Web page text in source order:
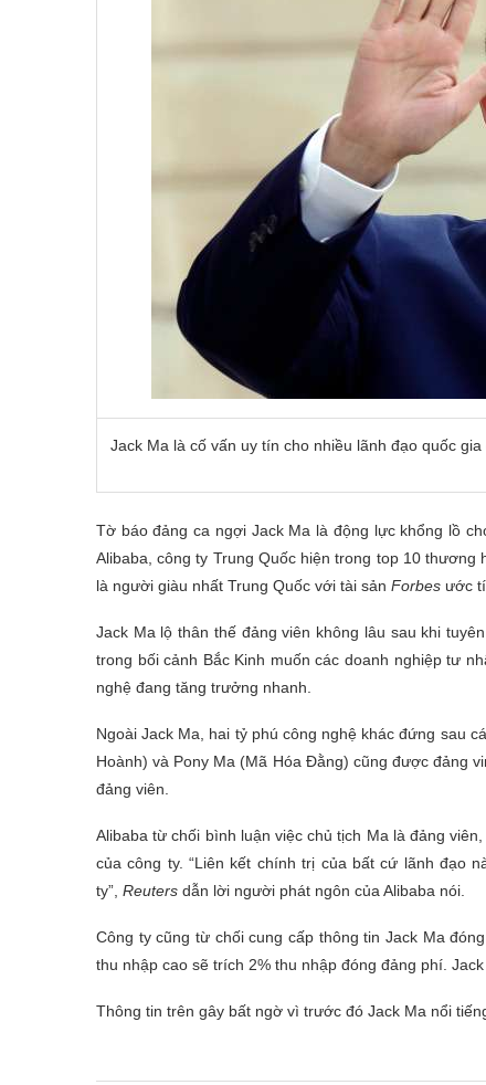
Jack Ma là cố vấn uy tín cho nhiều lãnh đạo quốc
Tờ báo đảng ca ngợi Jack Ma là động lực khổng lồ
Alibaba, công ty Trung Quốc hiện trong top 10
là người giàu nhất Trung Quốc với tài sản Forbes ước
Jack Ma lộ thân thế đảng viên không lâu sau khi
trong bối cảnh Bắc Kinh muốn các doanh nghiệp tư
nghệ đang tăng trưởng nhanh.
Ngoài Jack Ma, hai tỷ phú công nghệ khác đứng sau
Hoành) và Pony Ma (Mã Hóa Đằng) cũng được đảng
đảng viên.
Alibaba từ chối bình luận việc chủ tịch Ma là đảng
của công ty. “Liên kết chính trị của bất cứ lãnh đạo
ty”, Reuters dẫn lời người phát ngôn của Alibaba nói.
Công ty cũng từ chối cung cấp thông tin Jack Ma
thu nhập cao sẽ trích 2% thu nhập đóng đảng phí.
Thông tin trên gây bất ngờ vì trước đó Jack Ma nổi